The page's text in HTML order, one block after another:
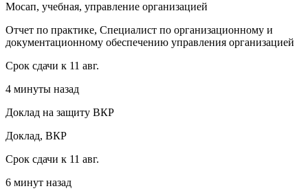
Мосап, учебная, управление организацией
Отчет по практике, Специалист по организационному и
документационному обеспечению управления организацией
Срок сдачи к 11 авг.
4 минуты назад
Доклад на защиту ВКР
Доклад, ВКР
Срок сдачи к 11 авг.
6 минут назад